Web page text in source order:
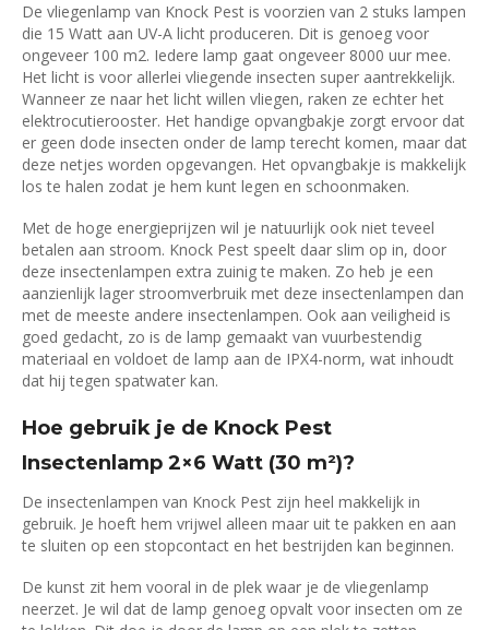
De vliegenlamp van Knock Pest is voorzien van 2 stuks lampen
die 15 Watt aan UV-A licht produceren. Dit is genoeg voor
ongeveer 100 m2. Iedere lamp gaat ongeveer 8000 uur mee.
Het licht is voor allerlei vliegende insecten super aantrekkelijk.
Wanneer ze naar het licht willen vliegen, raken ze echter het
elektrocutierooster. Het handige opvangbakje zorgt ervoor dat
er geen dode insecten onder de lamp terecht komen, maar dat
deze netjes worden opgevangen. Het opvangbakje is makkelijk
los te halen zodat je hem kunt legen en schoonmaken.
Met de hoge energieprijzen wil je natuurlijk ook niet teveel
betalen aan stroom. Knock Pest speelt daar slim op in, door
deze insectenlampen extra zuinig te maken. Zo heb je een
aanzienlijk lager stroomverbruik met deze insectenlampen dan
met de meeste andere insectenlampen. Ook aan veiligheid is
goed gedacht, zo is de lamp gemaakt van vuurbestendig
materiaal en voldoet de lamp aan de IPX4-norm, wat inhoudt
dat hij tegen spatwater kan.
Hoe gebruik je de Knock Pest
Insectenlamp 2×6 Watt (30 m²)?
De insectenlampen van Knock Pest zijn heel makkelijk in
gebruik. Je hoeft hem vrijwel alleen maar uit te pakken en aan
te sluiten op een stopcontact en het bestrijden kan beginnen.
De kunst zit hem vooral in de plek waar je de vliegenlamp
neerzet. Je wil dat de lamp genoeg opvalt voor insecten om ze